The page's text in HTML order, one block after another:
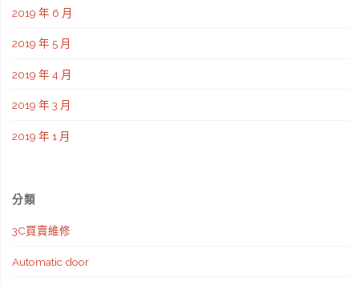
2019 年 6 月
2019 年 5 月
2019 年 4 月
2019 年 3 月
2019 年 1 月
分類
3C買賣維修
Automatic door